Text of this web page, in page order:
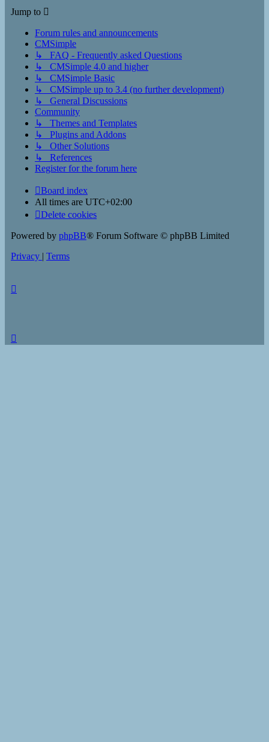
Jump to
Forum rules and announcements
CMSimple
↳ FAQ - Frequently asked Questions
↳ CMSimple 4.0 and higher
↳ CMSimple Basic
↳ CMSimple up to 3.4 (no further development)
↳ General Discussions
Community
↳ Themes and Templates
↳ Plugins and Addons
↳ Other Solutions
↳ References
Register for the forum here
Board index
All times are UTC+02:00
Delete cookies
Powered by phpBB® Forum Software © phpBB Limited
Privacy | Terms